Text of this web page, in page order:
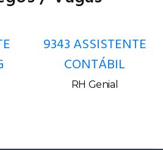
9343 ASSISTENTE
CONTÁBIL
RH Genial